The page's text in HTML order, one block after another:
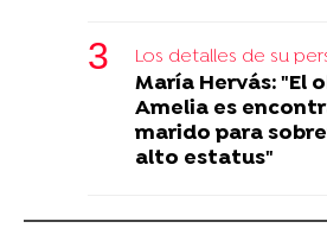
Los detalles de su
María Hervás: "El
Amelia es
marido para
alto estatus"